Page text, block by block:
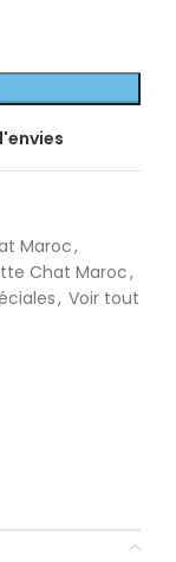
Maroc,
Chat Maroc,
, Voir tout